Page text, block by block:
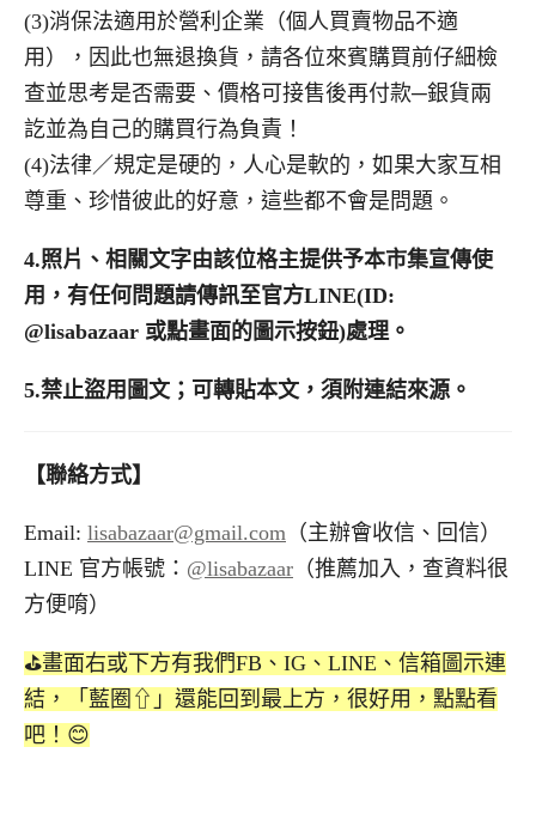
(3)消保法適用於營利企業（個人買賣物品不適
用），因此也無退換貨，請各位來賓購買前仔細檢
查並思考是否需要、價格可接售後再付款─銀貨兩
訖並為自己的購買行為負責！
(4)法律／規定是硬的，人心是軟的，如果大家互相
尊重、珍惜彼此的好意，這些都不會是問題。
4.照片、相關文字由該位格主提供予本市集宣傳使
用，有任何問題請傳訊至官方LINE(ID:
@lisabazaar 或點畫面的圖示按鈕)處理。
5.禁止盜用圖文；可轉貼本文，須附連結來源。
【聯絡方式】
Email: lisabazaar@gmail.com （主辦會收信、回信）
LINE 官方帳號： @lisabazaar （推薦加入，查資料很
方便唷）
⛳️畫面右或下方有我們FB、IG、LINE、信箱圖示連
結，「藍圈⇧」還能回到最上方，很好用，點點看
吧！😊